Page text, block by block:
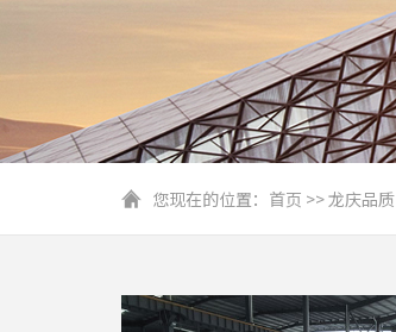
您现在的位置： 首页 >>龙庆品质